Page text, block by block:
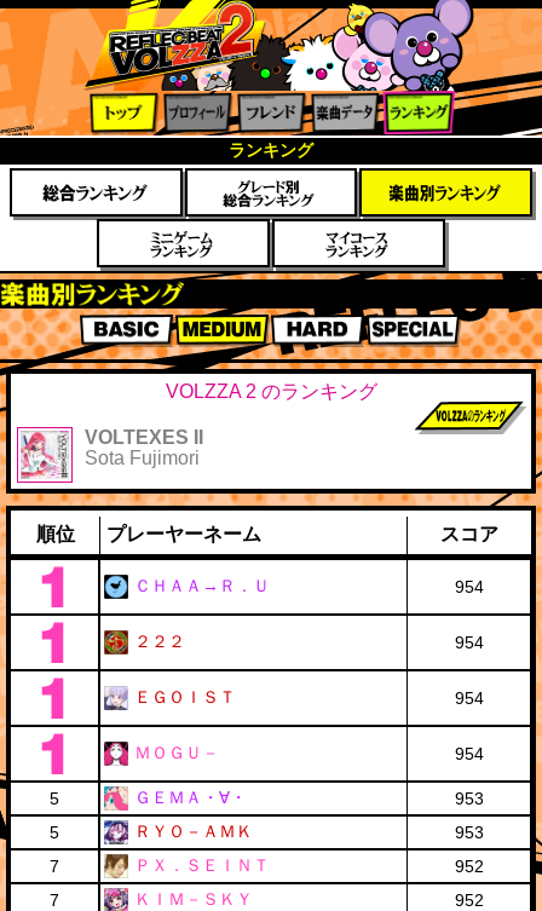
ィール
フレン
ド
楽曲デ
ータ
ング
ランキング
楽曲別スコアランキング
BASIC MEDIUM HARD SPECIAL
VOLZZA 2 のランキング
VOLTEXES II
Sota Fujimori
順位 プレーヤーネーム スコア
ＣＨＡＡ→Ｒ．Ｕ 954
２２２ 954
ＥＧＯＩＳＴ 954
ＭＯＧＵ－ 954
5 ＧＥＭＡ・∀・
953
5
ＲＹＯ－ＡＭＫ
953
7
ＰＸ．ＳＥＩＮＴ
952
7
ＫＩＭ－ＳＫＹ
952